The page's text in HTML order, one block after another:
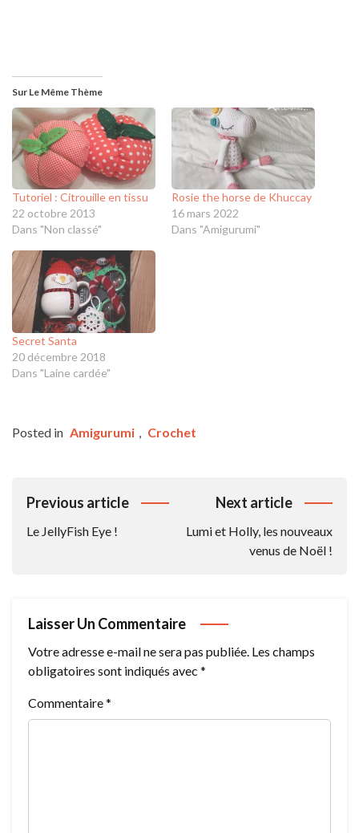
Sur Le Même Thème
Tutoriel : Citrouille en tissu
22 octobre 2013
Dans "Non classé"
Rosie the horse de Khuccay
16 mars 2022
Dans "Amigurumi"
Secret Santa
20 décembre 2018
Dans "Laine cardée"
Posted in Amigurumi Crochet
Navigation
L’article
Previous article
Le JellyFish Eye !
Next article
Lumi et Holly, les nouveaux
venus de Noël !
Laisser Un Commentaire
Votre adresse e-mail ne sera pas publiée. Les champs
obligatoires sont indiqués avec *
Commentaire*